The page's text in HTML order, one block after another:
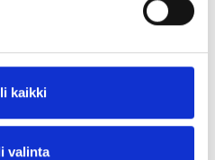
kaikki
valinta